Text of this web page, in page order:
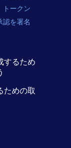
トークン
認を署名
するため
ための取